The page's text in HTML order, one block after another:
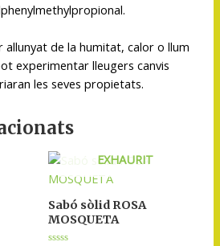
allunyat de la humitat, calor o llum
experimentar lleugers canvis
les seves propietats.
EXHAURIT
Sabó sòlid ROSA
MOSQUETA